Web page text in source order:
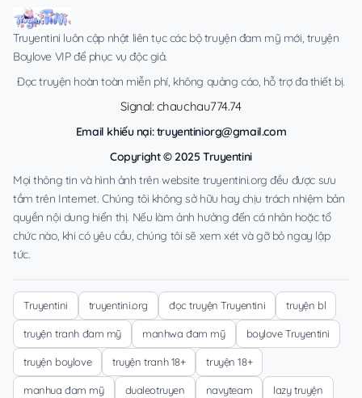
Truyentini luôn cập nhật liên tục các bộ truyện đam mỹ mới, truyện
Boylove VIP để phục vụ độc giả.
Đọc truyện hoàn toàn miễn phí, không quảng cáo, hỗ trợ đa thiết bị.
Signal: chauchau774.74
Email khiếu nại:truyentiniorg@gmail.com
Copyright © 2025 Truyentini
Mọi thông tin và hình ảnh trên website truyentini.org đều được sưu
tầm trên Internet. Chúng tôi không sở hữu hay chịu trách nhiệm bản
quyền nội dung hiển thị. Nếu làm ảnh hưởng đến cá nhân hoặc tổ
chức nào, khi có yêu cầu, chúng tôi sẽ xem xét và gỡ bỏ ngay lập
tức.
Truyentini truyentini.org đọc truyện Truyentini truyện bl
truyện tranh đam mỹ manhwa đam mỹ boylove Truyentini
truyện boylove truyện tranh 18+ truyện 18+
manhua đam mỹ dualeotruyen navyteam lazy truyện